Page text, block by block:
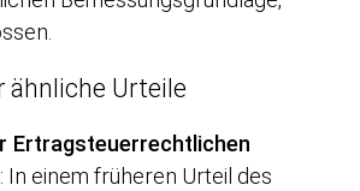
ähnliche Urteile
Ertragsteuerrechtlichen
: In einem früheren Urteil des